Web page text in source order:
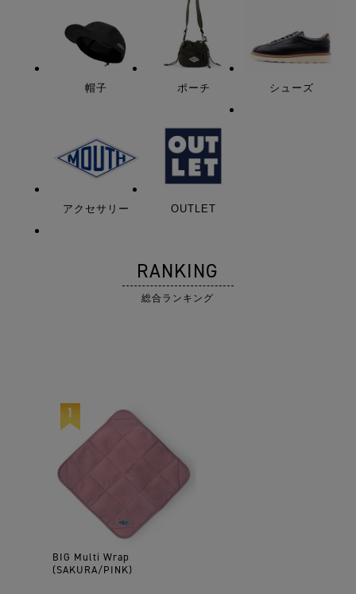
帽子 ポーチ シューズ
アクセサリー OUTLET
RANKING
総合ランキング
BIG Multi Wrap
(SAKURA/PINK)